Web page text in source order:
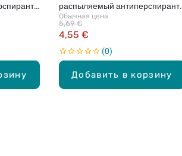
Добавить в корзину
распыляемый антиперспирант,
150мл
Обычная цена
4,55 €
5,69 €
0